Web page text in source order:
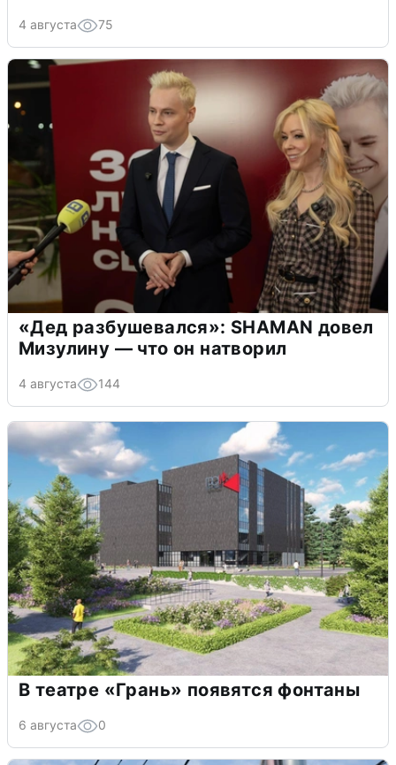
4 августа 75
«Дед разбушевался»: SHAMAN довел
Мизулину — что он натворил
4 августа 144
В театре «Грань» появятся фонтаны
6 августа 0